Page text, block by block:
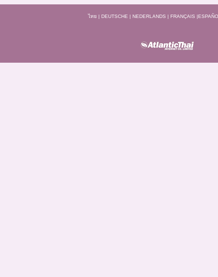
ไทย | DEUTSCHE | NEDERLANDS | FRANÇAIS |